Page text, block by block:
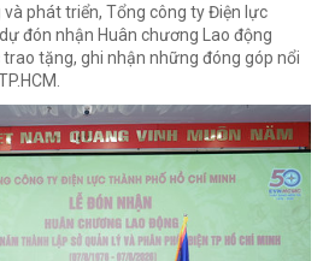
phát triển, Tổng công ty Điện lực
đón nhận Huân chương Lao động
tặng, ghi nhận những đóng góp nổi